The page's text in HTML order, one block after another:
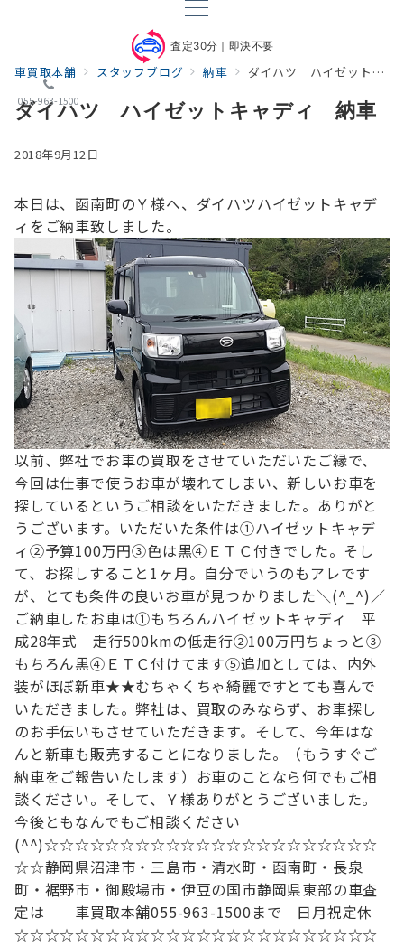
査定30分｜即決不要
055-963-1500
車買取本舗 スタッフブログ 納車 ダイハツ ハイゼットキャディ 納車
ダイハツ ハイゼットキャディ 納車
2018年9月12日
本日は、函南町のＹ様へ、ダイハツハイゼットキャデ
ィをご納車致しました。
以前、弊社でお車の買取をさせていただいたご縁で、
今回は仕事で使うお車が壊れてしまい、新しいお車を
探しているというご相談をいただきました。 ありがと
うございます。 いただいた条件は①ハイゼットキャデ
ィ②予算100万円③色は黒④ＥＴＣ付きでした。そし
て、お探しすること1ヶ月。 自分でいうのもアレです
が、とても条件の良いお車が見つかりました＼(^_^)／
ご納車したお車は①もちろんハイゼットキャディ
平
成28年式 走行500kmの低走行②100万円ちょっと③
もちろん黒④ＥＴＣ付けてます⑤追加としては、内外
装がほぼ新車★★むちゃくちゃ綺麗ですとても喜んで
いただきました。弊社は、買取のみならず、お車探し
のお手伝いもさせていただきます。 そして、今年はな
んと新車も販売することになりました。（もうすぐご
納車をご報告いたします） お車のことなら何でもご相
談ください。 そして、Ｙ様ありがとうございました。
今後ともなんでもご相談ください
(^^)☆☆☆☆☆☆☆☆☆☆☆☆☆☆☆☆☆☆☆☆☆☆
☆☆静岡県沼津市・三島市・清水町・函南町 ・長泉
町・裾野市・御殿場市・伊豆の国市静岡県東部の車査
定は 車買取本舗055-963-1500まで 日月祝定休
☆☆☆☆☆☆☆☆☆☆☆☆☆☆☆☆☆☆☆☆☆☆☆☆